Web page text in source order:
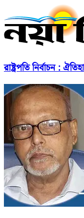
রাষ্ট্রপতি নির্বাচন :